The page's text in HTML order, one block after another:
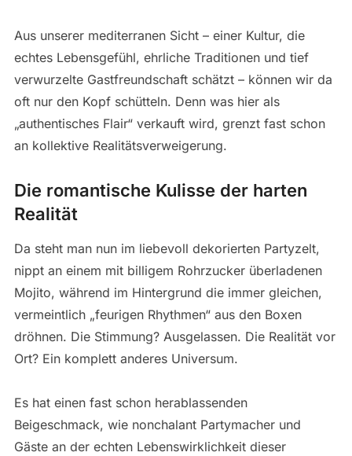
Aus unserer mediterranen Sicht – einer Kultur, die
echtes Lebensgefühl, ehrliche Traditionen und tief
verwurzelte Gastfreundschaft schätzt – können wir da
oft nur den Kopf schütteln. Denn was hier als
„authentisches Flair“ verkauft wird, grenzt fast schon
an kollektive Realitätsverweigerung.
Die romantische Kulisse der harten
Realität
Da steht man nun im liebevoll dekorierten Partyzelt,
nippt an einem mit billigem Rohrzucker überladenen
Mojito, während im Hintergrund die immer gleichen,
vermeintlich „feurigen Rhythmen“ aus den Boxen
dröhnen. Die Stimmung? Ausgelassen. Die Realität vor
Ort? Ein komplett anderes Universum.
Es hat einen fast schon herablassenden
Beigeschmack, wie nonchalant Partymacher und
Gäste an der echten Lebenswirklichkeit dieser